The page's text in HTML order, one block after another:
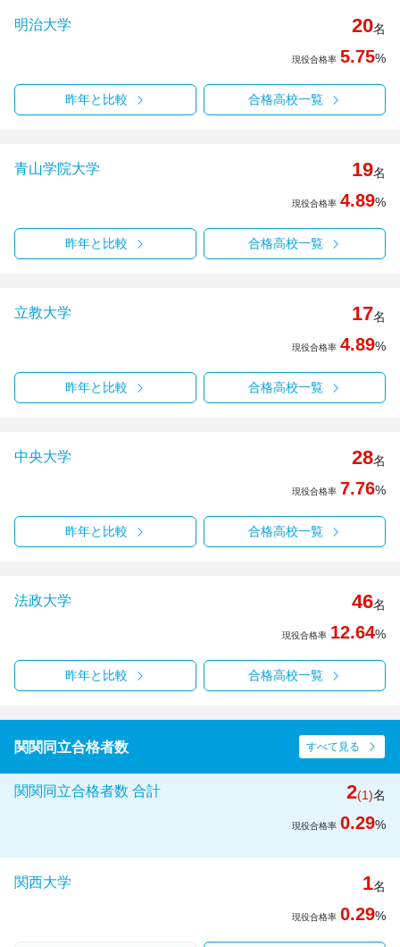
明治大学 20名
現役合格率 5.75%
昨年と比較 合格高校一覧
青山学院大学 19名
現役合格率 4.89%
昨年と比較 合格高校一覧
立教大学 17名
現役合格率 4.89%
昨年と比較 合格高校一覧
中央大学 28名
現役合格率 7.76%
昨年と比較 合格高校一覧
法政大学 46名
現役合格率 12.64%
昨年と比較 合格高校一覧
関関同立合格者数 すべて見る
関関同立合格者数 合計 2(1)名
現役合格率 0.29%
関西大学 1名
現役合格率 0.29%